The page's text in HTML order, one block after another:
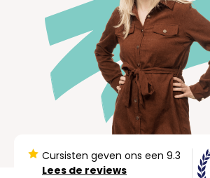
Cursisten geven ons een 9.3
Lees de reviews